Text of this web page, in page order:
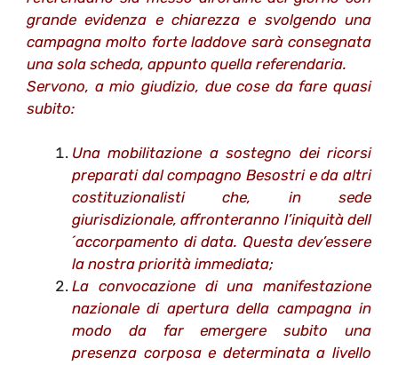
grande evidenza e chiarezza e svolgendo una
campagna molto forte laddove sarà consegnata
una sola scheda, appunto quella referendaria.
Servono, a mio giudizio, due cose da fare quasi
subito:
Una mobilitazione a sostegno dei ricorsi
preparati dal compagno Besostri e da altri
costituzionalisti che, in sede
giurisdizionale, affronteranno l’iniquità dell
´accorpamento di data. Questa dev’essere
la nostra priorità immediata;
La convocazione di una manifestazione
nazionale di apertura della campagna in
modo da far emergere subito una
presenza corposa e determinata a livello